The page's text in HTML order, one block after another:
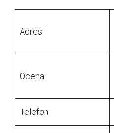
Adres
Ocena
Telefon